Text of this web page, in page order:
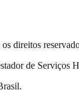
direitos
de Serviços